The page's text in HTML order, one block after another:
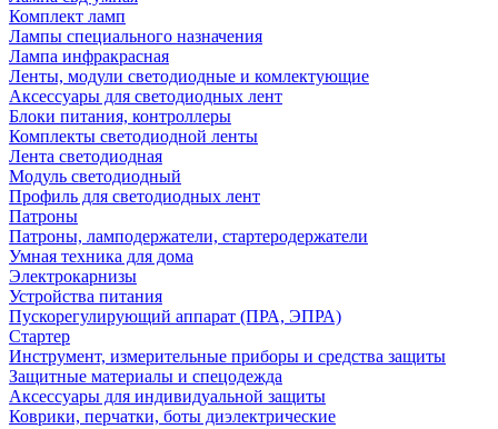
Комплект ламп
Лампы специального назначения
Лампа инфракрасная
Ленты, модули светодиодные и комлектующие
Аксессуары для светодиодных лент
Блоки питания, контроллеры
Комплекты светодиодной ленты
Лента светодиодная
Модуль светодиодный
Профиль для светодиодных лент
Патроны
Патроны, ламподержатели, стартеродержатели
Умная техника для дома
Электрокарнизы
Устройства питания
Пускорегулирующий аппарат (ПРА, ЭПРА)
Стартер
Инструмент, измерительные приборы и средства защиты
Защитные материалы и спецодежда
Аксессуары для индивидуальной защиты
Коврики, перчатки, боты диэлектрические